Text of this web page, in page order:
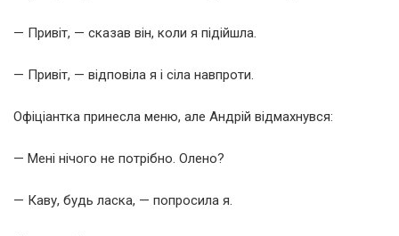
— Привіт, — сказав він, коли я підійшла.
— Привіт, — відповіла я і сіла навпроти.
Офіціантка принесла меню, але Андрій відмахнувся:
— Мені нічого не потрібно. Олено?
— Каву, будь ласка, — попросила я.